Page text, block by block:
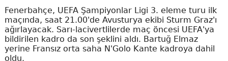
Fenerbahçe, UEFA Şampiyonlar Ligi 3. eleme turu ilk
maçında, saat 21.00'de Avusturya ekibi Sturm Graz'ı
ağırlayacak. Sarı-lacivertlilerde maç öncesi UEFA'ya
bildirilen kadro da son şeklini aldı. Bartuğ Elmaz
yerine Fransız orta saha N'Golo Kante kadroya dahil
oldu.